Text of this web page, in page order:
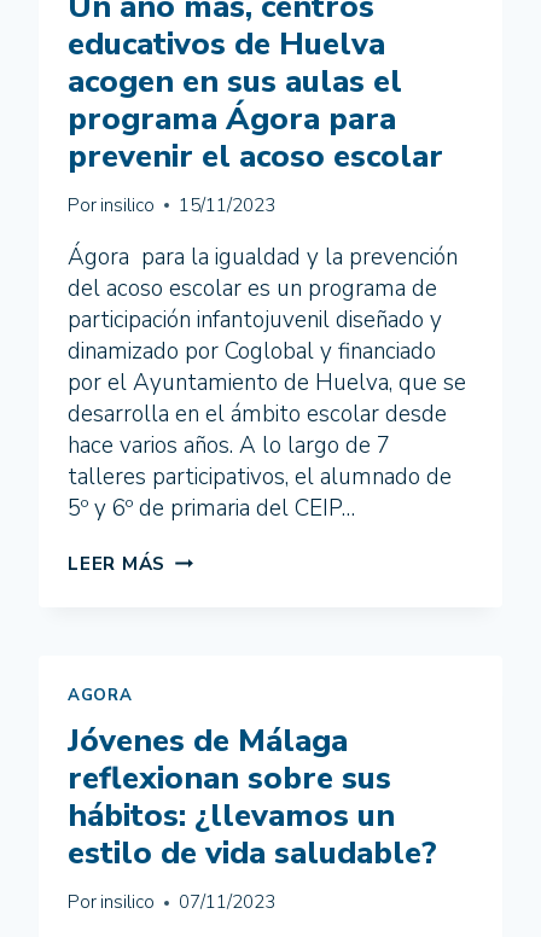
educativos de Huelva
acogen en sus aulas el
programa Ágora para
prevenir el acoso escolar
Por insilico 15/11/2023
Ágora para la igualdad y la prevención
del acoso escolar es un programa de
participación infantojuvenil diseñado y
dinamizado por Coglobal y financiado
por el Ayuntamiento de Huelva, que se
desarrolla en el ámbito escolar desde
hace varios años. A lo largo de 7
talleres participativos, el alumnado de
5º y 6º de primaria del CEIP…
LEER MÁS UN
ACOGEN
SUS
AULAS
EL
PROGRAMA
PARA
AGORA
Jóvenes de Málaga
reflexionan sobre sus
hábitos: ¿llevamos un
estilo de vida saludable?
Por insilico 07/11/2023